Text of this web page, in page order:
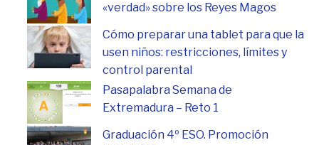
«verdad» sobre los Reyes Magos
Cómo preparar una tablet para que la
usen niños: restricciones, límites y
control parental
Pasapalabra Semana de
Extremadura – Reto 1
Graduación 4º ESO. Promoción